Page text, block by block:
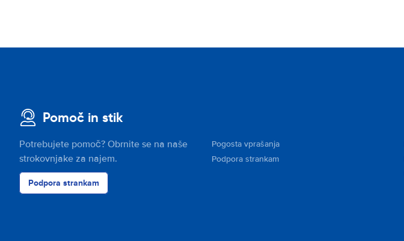
Pomoč in stik
Potrebujete pomoč? Obrnite se na naše
strokovnjake za najem.
Podpora strankam
Pogosta vprašanja
Podpora strankam